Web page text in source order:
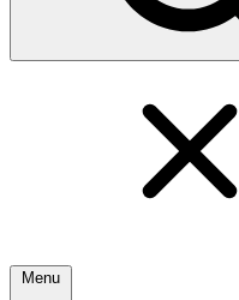
Menu